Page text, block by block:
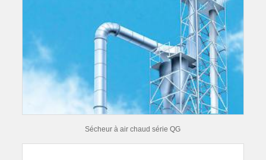
Sécheur à air chaud série QG